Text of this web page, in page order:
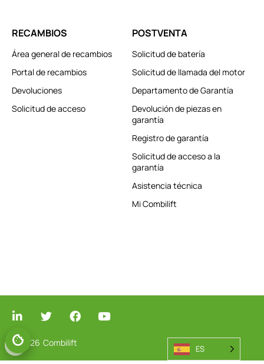
RECAMBIOS
Área general de recambios
Portal de recambios
Devoluciones
Solicitud de acceso
POSTVENTA
Solicitud de batería
Solicitud de llamada del motor
Departamento de Garantía
Devolución de piezas en
garantía
Registro de garantía
Solicitud de acceso a la
garantía
Asistencia técnica
Mi Combilift
© 2026 Combilift
ES